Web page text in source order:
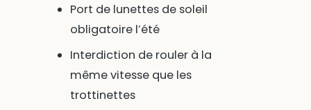
Port de lunettes de soleil
obligatoire l’été
Interdiction de rouler à la
même vitesse que les
trottinettes